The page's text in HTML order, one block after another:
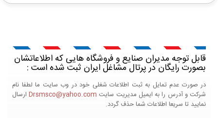
قابل توجه مدیران صنایع و فروشگاه هایی که اطلاعاتشان
بصورت رایگان در پرتال مشاغل ایران ثبت شده است :
در صورت عدم تمایل به ثبت اطلاعات شغلی خود در وب سایت ما لطفا نام
شرکت و آدرس را به ایمیل مدیریت سایت Drsmsco@yahoo.comارسال
نمایید تا سریعا اطلاعات شما حذف گردد.